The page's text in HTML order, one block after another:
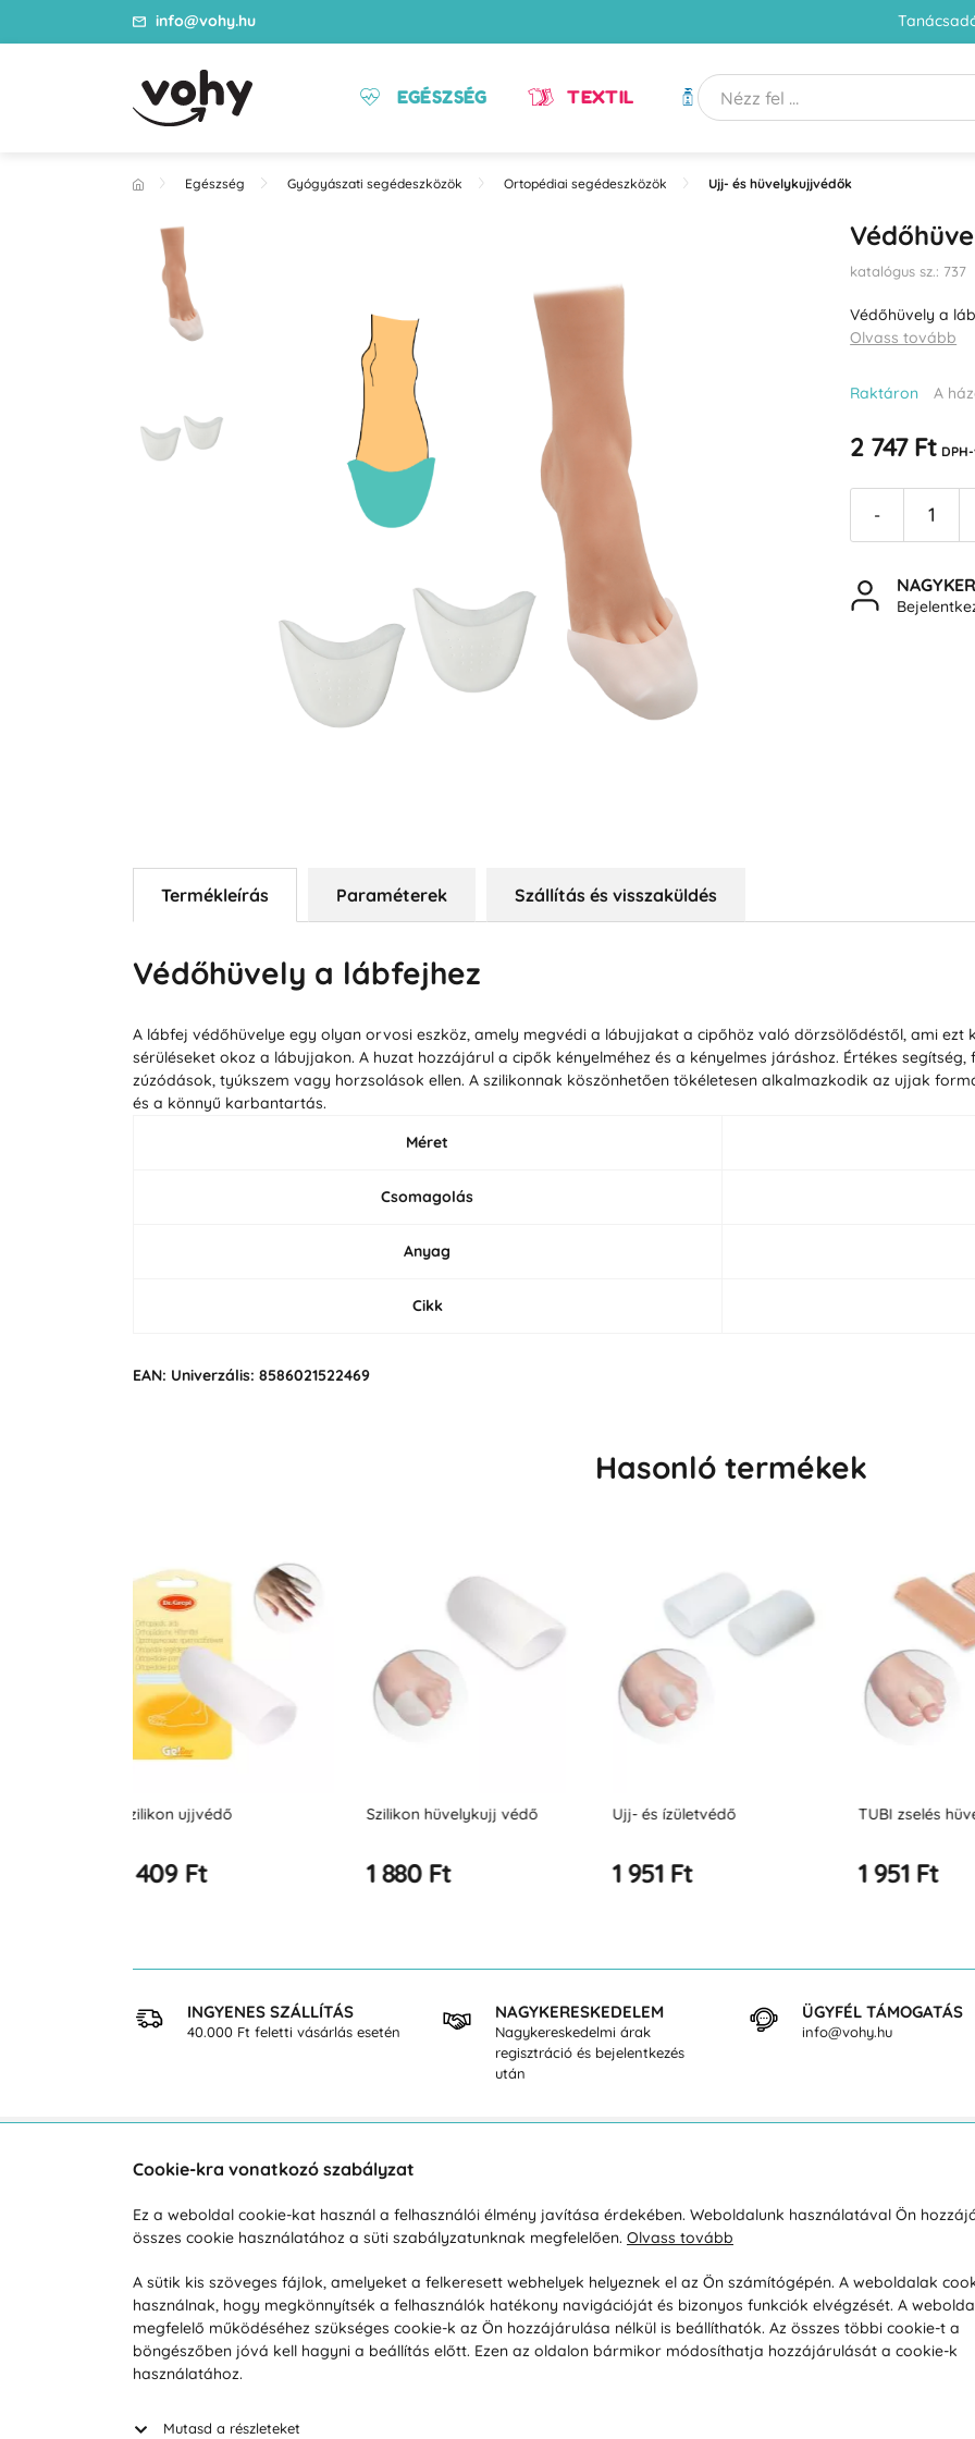
info@vohy.hu
EGÉSZSÉG TEXTIL HIGIÉNIA
Egészség Gyógyászati segédeszközök Ortopédiai segédeszközök Ujj- és hüvelykujjvédők
katalógus sz.: 737
Védőhüvely a
Olvass tovább
Raktáron A
2 747 Ft
-
NAGYKER
Termékleírás Paraméterek Szállítás és visszaküldés
Védőhüvely a lábfejhez
A lábfej védőhüvelye egy olyan orvosi eszköz, amely megvédi a lábujjakat a cipőhöz való dörzsölődéstől, ami
sérüléseket okoz a lábujjakon. A huzat hozzájárul a cipők kényelméhez és a kényelmes járáshoz. Értékes
zúzódások, tyúkszem vagy horzsolások ellen. A szilikonnak köszönhetően tökéletesen alkalmazkodik az ujjak
és a könnyű karbantartás.
Méret
Csomagolás
Anyag
Cikk
EAN: Univerzális: 8586021522469
Hasonló termékek
Szilikon hüvelykujj védő
1 880 Ft
Ujj- és ízületvédő
1 951 Ft
TUBI zselés hüvely
1 951 Ft
TUBI
1 951 Ft
INGYENES SZÁLLÍTÁS
40.000 Ft feletti vásárlás esetén
NAGYKERESKEDELEM
Nagykereskedelmi árak
regisztráció és bejelentkezés
után
ÜGYFÉL TÁMOGATÁS
info@vohy.hu
Hétköznap 8:00-tól 16:00-ig
info@vohy.hu
Reklamáció / Áru visszaküldése
Szállítás és fizetés
Üzleti feltételek
Visszaküldési politika
Társaságról
Magánélet
Tanácsadó iroda
Cookie-kra vonatkozó szabályzat
Ez a weboldal cookie-kat használ a felhasználói élmény javítása érdekében. Weboldalunk használatával Ön
összes cookie használatához a süti szabályzatunknak megfelelően. Olvass tovább
A sütik kis szöveges fájlok, amelyeket a felkeresett webhelyek helyeznek el az Ön számítógépén. A weboldalak
használnak, hogy megkönnyítsék a felhasználók hatékony navigációját és bizonyos funkciók elvégzését. A
megfelelő működéséhez szükséges cookie-k az Ön hozzájárulása nélkül is beállíthatók. Az összes többi cookie-t a
böngészőben jóvá kell hagyni a beállítás előtt. Ezen az oldalon bármikor módosíthatja hozzájárulását a cookie-k
használatához.
Mutasd a részleteket